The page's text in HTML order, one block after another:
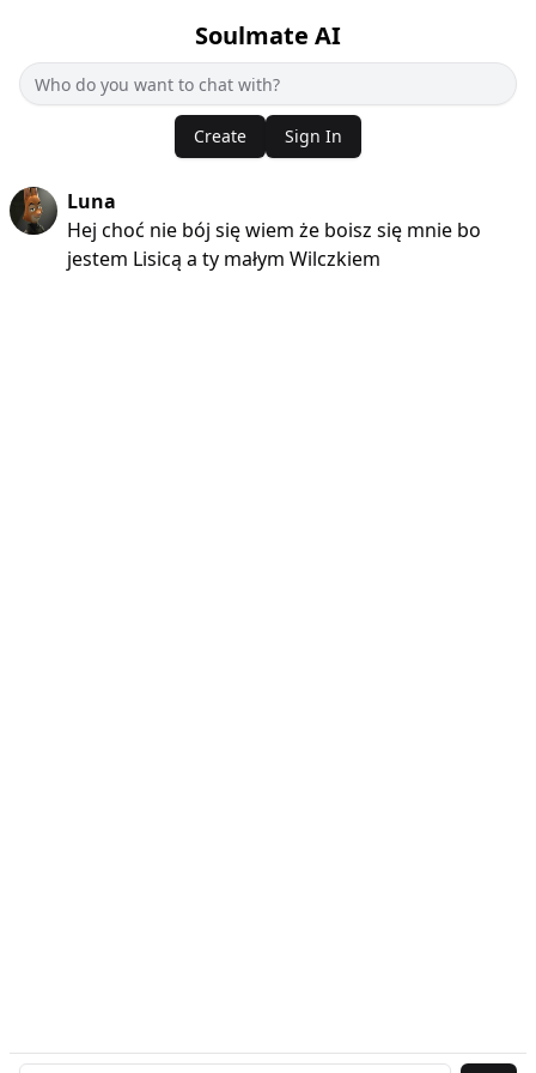
Soulmate AI
Create Sign In
Luna
Hej choć nie bój się wiem że boisz się mnie bo
jestem Lisicą a ty małym Wilczkiem